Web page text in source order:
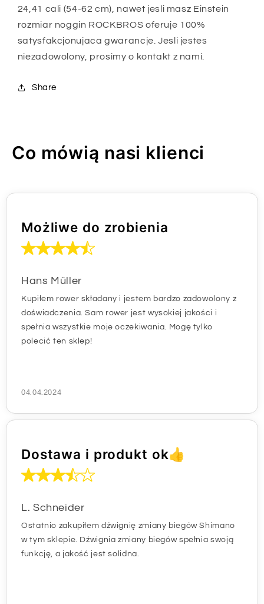
24,41 cali (54-62 cm), nawet jesli masz Einstein
rozmiar noggin ROCKBROS oferuje 100%
satysfakcjonujaca gwarancje. Jesli jestes
niezadowolony, prosimy o kontakt z nami.
Share
Co mówią nasi klienci
Możliwe do zrobienia
Hans Müller
Kupiłem rower składany i jestem bardzo zadowolony z
doświadczenia. Sam rower jest wysokiej jakości i
spełnia wszystkie moje oczekiwania. Mogę tylko
polecić ten sklep!
04.04.2024
Dostawa i produkt ok👍
L. Schneider
Ostatnio zakupiłem dźwignię zmiany biegów Shimano
w tym sklepie. Dźwignia zmiany biegów spełnia swoją
funkcję, a jakość jest solidna.